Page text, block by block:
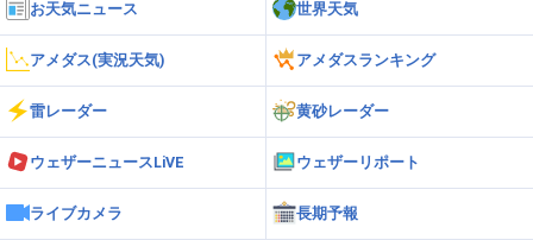
お天気ニュース 世界天気
アメダス(実況天気) アメダスランキング
雷レーダー 黄砂レーダー
ウェザーニュースLiVE ウェザーリポート
ライブカメラ 長期予報